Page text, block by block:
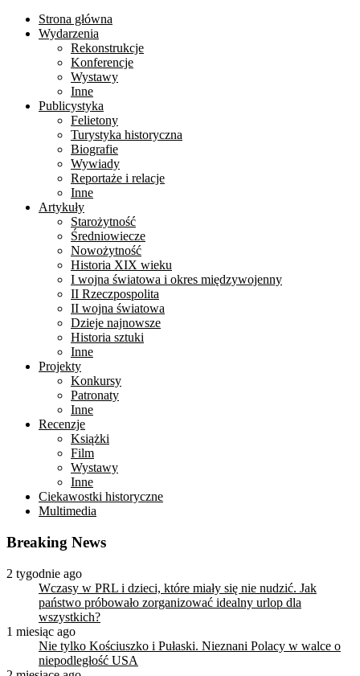
Strona główna
Wydarzenia
Rekonstrukcje
Konferencje
Wystawy
Inne
Publicystyka
Felietony
Turystyka historyczna
Biografie
Wywiady
Reportaże i relacje
Inne
Artykuły
Starożytność
Średniowiecze
Nowożytność
Historia XIX wieku
I wojna światowa i okres międzywojenny
II Rzeczpospolita
II wojna światowa
Dzieje najnowsze
Historia sztuki
Inne
Projekty
Konkursy
Patronaty
Inne
Recenzje
Książki
Film
Wystawy
Inne
Ciekawostki historyczne
Multimedia
Breaking News
2 tygodnie ago
Wczasy w PRL i dzieci, które miały się nie nudzić. Jak
państwo próbowało zorganizować idealny urlop dla
wszystkich?
1 miesiąc ago
Nie tylko Kościuszko i Pułaski. Nieznani Polacy w walce o
niepodległość USA